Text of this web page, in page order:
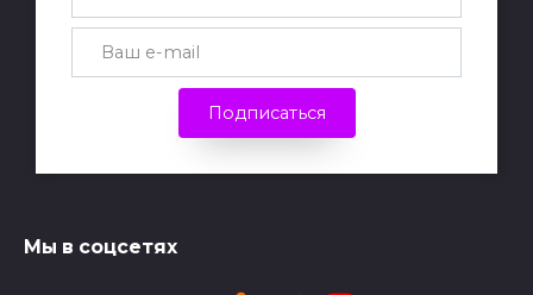
Подписаться
Мы в соцсетях